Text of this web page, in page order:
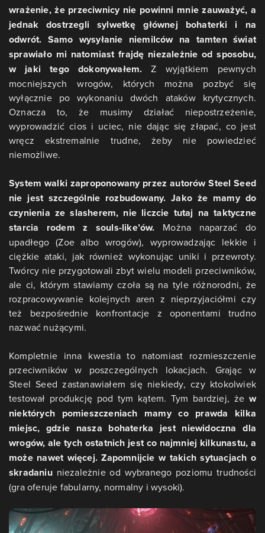
wrażenie, że przeciwnicy nie powinni mnie zauważyć, a
jednak dostrzegli sylwetkę głównej bohaterki i na
odwrót. Samo wysyłanie niemilców na tamten świat
sprawiało mi natomiast frajdę niezależnie od sposobu,
w jaki tego dokonywałem. Z wyjątkiem pewnych
mocniejszych wrogów, których można pozbyć się
wyłącznie po wykonaniu dwóch ataków krytycznych.
Oznacza to, że musimy działać niepostrzeżenie,
wyprowadzić cios i uciec, nie dając się złapać, co jest
wręcz ekstremalnie trudne, żeby nie powiedzieć
niemożliwe.
System walki zaproponowany przez autorów Steel Seed
nie jest szczególnie rozbudowany. Jako że mamy do
czynienia ze slasherem, nie liczcie tutaj na taktyczne
starcia rodem z souls-like’ów. Można naparzać do
upadłego (Zoe albo wrogów), wyprowadzając lekkie i
ciężkie ataki, jak również wykonując uniki i przewroty.
Twórcy nie przygotowali zbyt wielu modeli przeciwników,
ale ci, którym stawiamy czoła są na tyle różnorodni, że
rozpracowywanie kolejnych aren z nieprzyjaciółmi czy
też bezpośrednie konfrontacje z oponentami trudno
nazwać nużącymi.
Kompletnie inna kwestia to natomiast rozmieszczenie
przeciwników w poszczególnych lokacjach. Grając w
Steel Seed zastanawiałem się niekiedy, czy ktokolwiek
testował produkcję pod tym kątem. Tym bardziej, że w
niektórych pomieszczeniach mamy co prawda kilka
miejsc, gdzie nasza bohaterka jest niewidoczna dla
wrogów, ale tych ostatnich jest co najmniej kilkunastu, a
może nawet więcej. Zapomnijcie w takich sytuacjach o
skradaniu niezależnie od wybranego poziomu trudności
(gra oferuje fabularny, normalny i wysoki).